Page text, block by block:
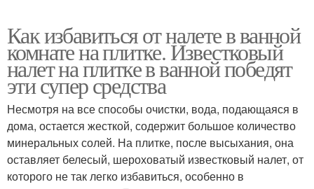
Как избавиться от налете в ванной
комнате на плитке. Известковый
налет на плитке в ванной победят
эти супер средства
Несмотря на все способы очистки, вода, подающаяся в
дома, остается жесткой, содержит большое количество
минеральных солей. На плитке, после высыхания, она
оставляет белесый, шероховатый известковый налет, от
которого не так легко избавиться, особенно в